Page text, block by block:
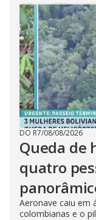
DO R7/08/08/2026
Queda de
quatro
Aeronave caiu em
colombianas e o